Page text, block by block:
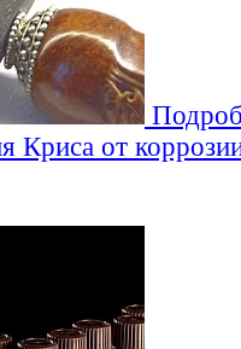
Криса от